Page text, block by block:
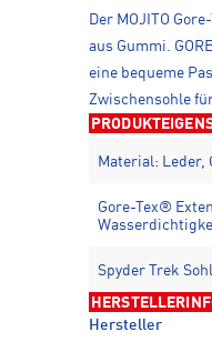
Der MOJITO
aus Gummi.
eine bequeme
Zwischensohle
Material: Leder,
Gore-Tex®
Spyder Trek
Hersteller